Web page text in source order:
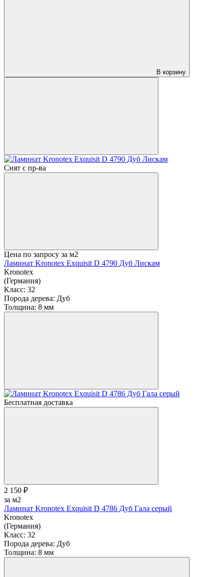
В корзину
Снят с пр-ва
Цена по запросу за м2
Ламинат Kronotex Exquisit D 4790 Дуб Лискам
Kronotex
(Германия)
Класс: 32
Порода дерева: Дуб
Толщина: 8 мм
Бесплатная доставка
2 150 ₽
за м2
Ламинат Kronotex Exquisit D 4786 Дуб Гала серый
Kronotex
(Германия)
Класс: 32
Порода дерева: Дуб
Толщина: 8 мм